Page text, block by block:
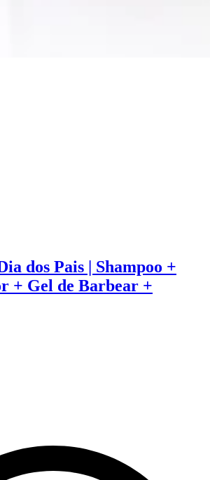
dos Pais | Shampoo +
+ Gel de Barbear +